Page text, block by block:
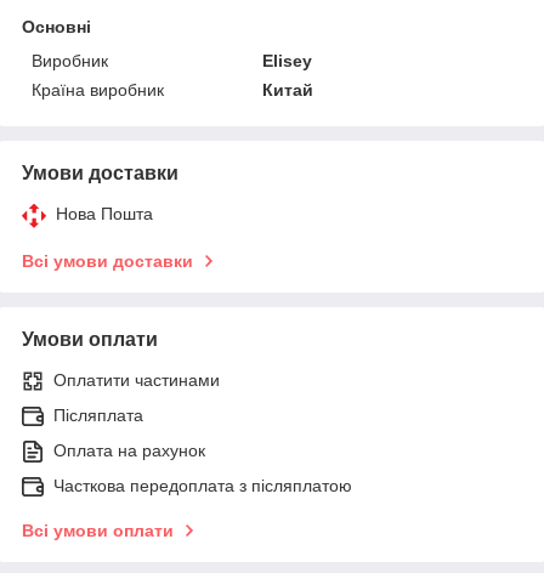
Основні
Виробник
Elisey
Країна виробник
Китай
Умови доставки
Нова Пошта
Всі умови доставки
Умови оплати
Оплатити частинами
Післяплата
Оплата на рахунок
Часткова передоплата з післяплатою
Всі умови оплати